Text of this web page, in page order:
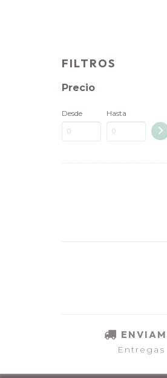
FILTROS
Precio
Desde Hasta